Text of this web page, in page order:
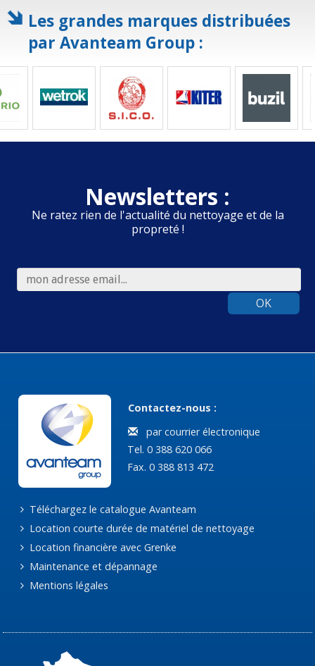
Les grandes marques distribuées
par Avanteam Group :
Newsletters :
Ne ratez rien de l'actualité du nettoyage et de la
propreté !
OK
Contactez-nous :
par courrier électronique
Tel. 0 388 620 066
Fax. 0 388 813 472
Téléchargez le catalogue Avanteam
Location courte durée de matériel de nettoyage
Location financière avec Grenke
Maintenance et dépannage
Mentions légales